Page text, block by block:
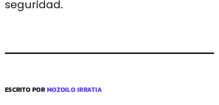
seguridad.
ESCRITO PORMOZOILO IRRATIA